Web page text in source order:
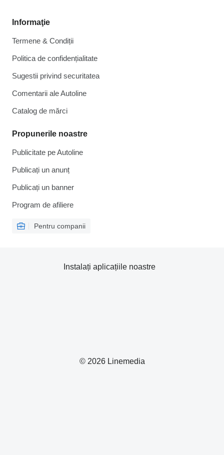
Informaţie
Termene & Condiții
Politica de confidențialitate
Sugestii privind securitatea
Comentarii ale Autoline
Catalog de mărcі
Propunerile noastre
Publicitate pe Autoline
Publicați un anunț
Publicați un banner
Program de afiliere
Pentru companii
© 2026 Linemedia
Instalați aplicațiile noastre